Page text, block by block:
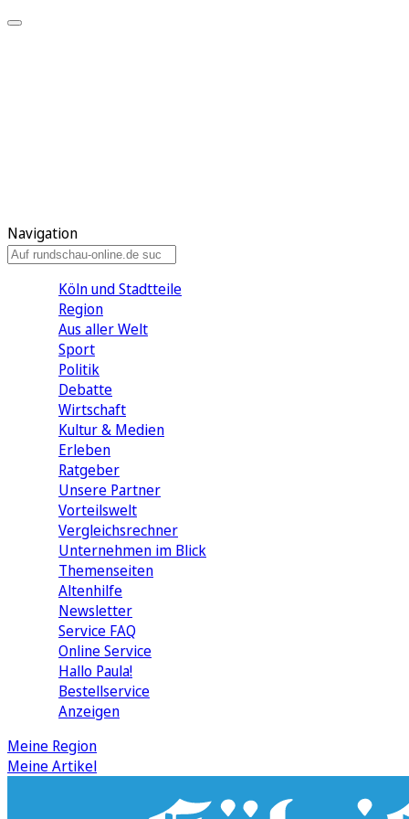
Navigation
Köln und Stadtteile
Region
Aus aller Welt
Sport
Politik
Debatte
Wirtschaft
Kultur & Medien
Erleben
Ratgeber
Unsere Partner
Vorteilswelt
Vergleichsrechner
Unternehmen im Blick
Themenseiten
Altenhilfe
Newsletter
Service FAQ
Online Service
Hallo Paula!
Bestellservice
Anzeigen
Meine Region
Meine Artikel